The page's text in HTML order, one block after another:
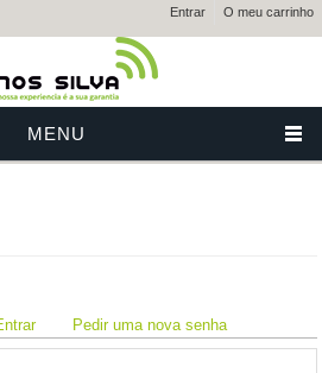
Entrar O meu carrinho
MENU
ativo) Pedir uma nova senha